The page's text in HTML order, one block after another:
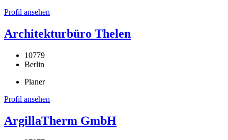
Profil ansehen
Architekturbüro Thelen
10779
Berlin
Planer
Profil ansehen
ArgillaTherm GmbH